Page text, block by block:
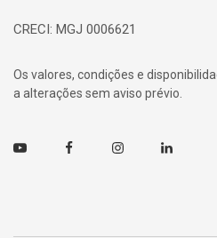
CRECI: MGJ 0006621
Os valores, condições e
a alterações sem aviso prévio.
Youtube FacebookInstagramLinkedin